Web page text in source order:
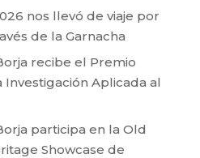
nos llevó de viaje por
de la Garnacha
recibe el Premio
Investigación Aplicada al
participa en la Old
Showcase de